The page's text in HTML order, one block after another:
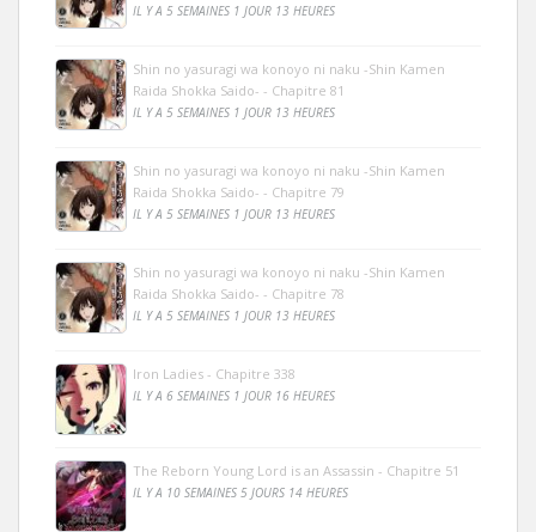
IL Y A 5 SEMAINES 1 JOUR 13 HEURES
Shin no yasuragi wa konoyo ni naku -Shin Kamen
Raida Shokka Saido- - Chapitre 81
IL Y A 5 SEMAINES 1 JOUR 13 HEURES
Shin no yasuragi wa konoyo ni naku -Shin Kamen
Raida Shokka Saido- - Chapitre 79
IL Y A 5 SEMAINES 1 JOUR 13 HEURES
Shin no yasuragi wa konoyo ni naku -Shin Kamen
Raida Shokka Saido- - Chapitre 78
IL Y A 5 SEMAINES 1 JOUR 13 HEURES
Iron Ladies - Chapitre 338
IL Y A 6 SEMAINES 1 JOUR 16 HEURES
The Reborn Young Lord is an Assassin - Chapitre 51
IL Y A 10 SEMAINES 5 JOURS 14 HEURES